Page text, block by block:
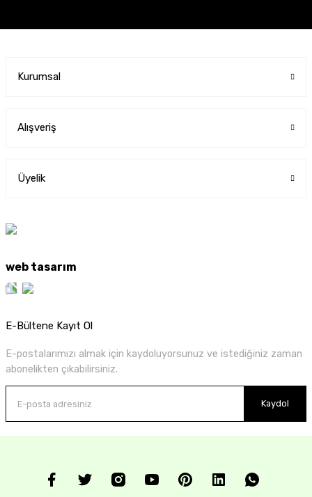
Kurumsal
Alışveriş
Üyelik
web tasarım
E-Bültene Kayıt Ol
E-postalarımızı almak için kaydoluyorsunuz ve istediğiniz zaman
abonelikten çıkabilirsiniz.
Kaydol